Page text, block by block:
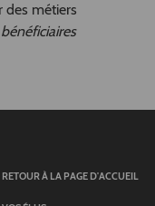
des métiers
RETOUR À LA PAGE D'ACCUEIL